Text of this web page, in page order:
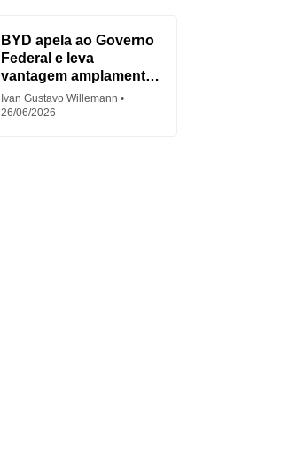
BYD apela ao Governo
Federal e leva
vantagem amplamente
criticada
Ivan Gustavo Willemann
26/06/2026